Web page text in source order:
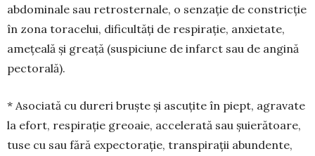
abdominale sau retrosternale, o senzație de constricție
în zona toracelui, difi­cultăți de respirație, anxietate,
ame­țeală și greață (suspiciune de infarct sau de angină
pectorală).
* Asociată cu dureri bruște și ascuțite în piept, agravate
la efort, respirație greoaie, accelerată sau șuierătoare,
tuse cu sau fără expec­torație, transpirații abundente,